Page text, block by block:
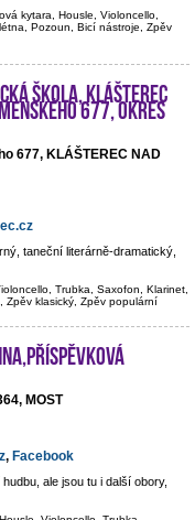
kytara, Housle, Violoncello,
Pozoun, Bicí nástroje, Zpěv
škola, Klášterec
677, okres
677, KLÁŠTEREC NAD
taneční literárně-dramatický,
Trubka, Saxofon, Klarinet,
Zpěv klasický, Zpěv populární
MOST
, Facebook
ale jsou tu i další obory,